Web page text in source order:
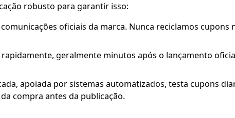
robusto para garantir isso:
oficiais da marca. Nunca reciclamos cupons
geralmente minutos após o lançamento
apoiada por sistemas automatizados, testa cupons
compra antes da publicação.